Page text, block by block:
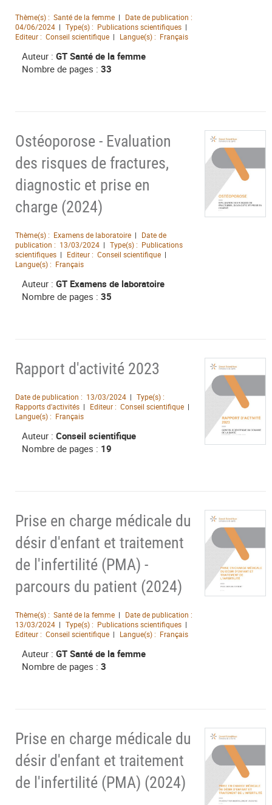
Thème(s) : Santé de la femme
Date de publication :
04/06/2024
Type(s) : Publications scientifiques
Editeur : Conseil scientifique Langue(s) : Français
Auteur : GT Santé de la femme
Nombre de pages : 33
Ostéoporose - Evaluation
des risques de fractures,
diagnostic et prise en
charge (2024)
Thème(s) : Examens de laboratoire
Date de
publication : 13/03/2024 Type(s) : Publications
scientifiques
Editeur : Conseil scientifique
Langue(s) : Français
Auteur : GT Examens de laboratoire
Nombre de pages : 35
Rapport d'activité 2023
Date de publication : 13/03/2024
Type(s) :
Rapports d'activités
Editeur : Conseil scientifique
Langue(s) : Français
Auteur : Conseil scientifique
Nombre de pages : 19
Prise en charge médicale du
désir d'enfant et traitement
de l'infertilité (PMA) -
parcours du patient (2024)
Thème(s) : Santé de la femme
Date de publication :
13/03/2024
Type(s) : Publications scientifiques
Editeur : Conseil scientifique Langue(s) : Français
Auteur : GT Santé de la femme
Nombre de pages : 3
Prise en charge médicale du
désir d'enfant et traitement
de l'infertilité (PMA) (2024)